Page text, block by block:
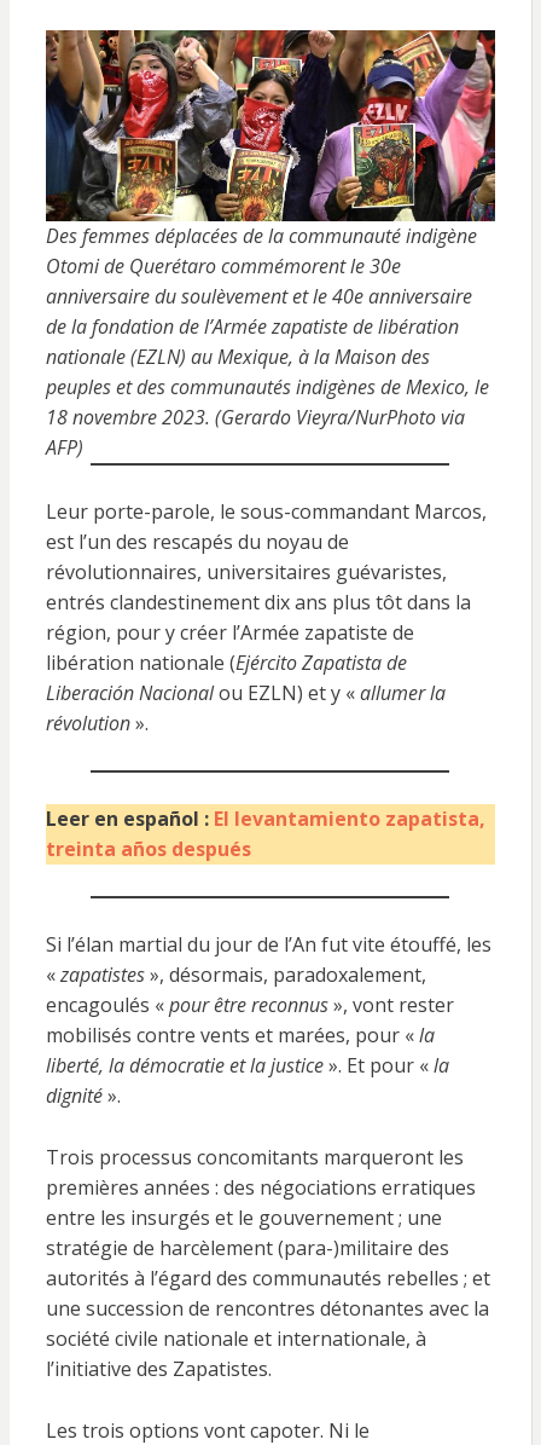
Des femmes déplacées de la communauté indigène
Otomi de Querétaro commémorent le 30e
anniversaire du soulèvement et le 40e anniversaire
de la fondation de l’Armée zapatiste de libération
nationale (EZLN) au Mexique, à la Maison des
peuples et des communautés indigènes de Mexico, le
18 novembre 2023. (Gerardo Vieyra/NurPhoto via
AFP)
Leur porte-parole, le sous-commandant Marcos,
est l’un des rescapés du noyau de
révolutionnaires, universitaires guévaristes,
entrés clandestinement dix ans plus tôt dans la
région, pour y créer l’Armée zapatiste de
libération nationale (Ejército Zapatista de
Liberación Nacionalou EZLN) et y «allumer la
révolution».
Leer en español : El levantamiento zapatista,
treinta años después
Si l’élan martial du jour de l’An fut vite étouffé, les
«zapatistes», désormais, paradoxalement,
encagoulés «pour être reconnus», vont rester
mobilisés contre vents et marées, pour «la
liberté, la démocratie et la justice». Et pour «la
dignité».
Trois processus concomitants marqueront les
premières années : des négociations erratiques
entre les insurgés et le gouvernement ; une
stratégie de harcèlement (para-)militaire des
autorités à l’égard des communautés rebelles ; et
une succession de rencontres détonantes avec la
société civile nationale et internationale, à
l’initiative des Zapatistes.
Les trois options vont capoter. Ni le